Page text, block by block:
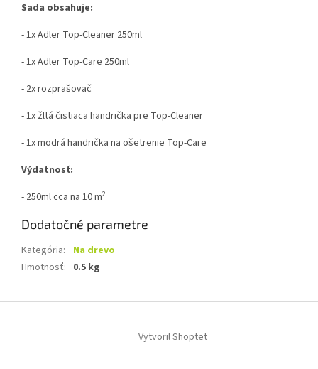
Sada obsahuje:
- 1x Adler Top-Cleaner 250ml
- 1x Adler Top-Care 250ml
- 2x rozprašovač
- 1x žltá čistiaca handrička pre Top-Cleaner
- 1x modrá handrička na ošetrenie Top-Care
Výdatnosť:
- 250ml cca na 10 m2
Dodatočné parametre
Kategória:
Na drevo
Hmotnosť: 0.5 kg
Vytvoril Shoptet